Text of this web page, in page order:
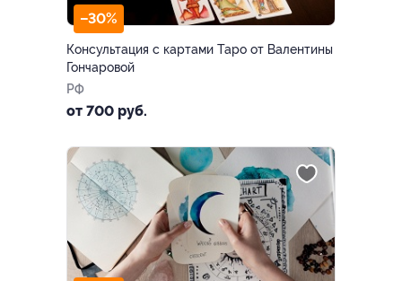
–30%
Консультация с картами Таро от Валентины
Гончаровой
РФ
от 700 руб.